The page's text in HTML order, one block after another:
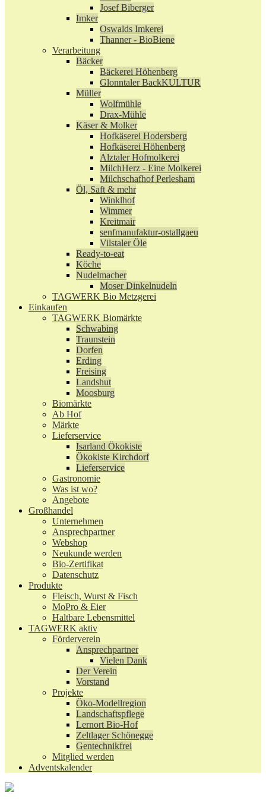
Josef Biberger
Imker
Oswalds Imkerei
Thanner - BioBiene
Verarbeitung
Bäcker
Bäckerei Höhenberg
Glonntaler BackKULTUR
Müller
Wolfmühle
Drax-Mühle
Käser & Molker
Hofkäserei Hodersberg
Hofkäserei Höhenberg
Alztaler Hofmolkerei
MilchHerz - Eine Molkerei
Milchschafhof Perlesham
Öl, Saft & mehr
Winklhof
Wimmer
Kreitmair
senfmanufaktur-ostallgaeu
Vilstaler Öle
Ready-to-eat
Köche
Nudelmacher
Moser Dinkelnudeln
TAGWERK Bio Metzgerei
Einkaufen
TAGWERK Biomärkte
Schwabing
Traunstein
Dorfen
Erding
Freising
Landshut
Moosburg
Biomärkte
Ab Hof
Märkte
Lieferservice
Isarland Ökokiste
Ökokiste Kirchdorf
Lieferservice
Gastronomie
Was ist wo?
Angebote
Großhandel
Unternehmen
Ansprechpartner
Webshop
Neukunde werden
Bio-Zertifikat
Datenschutz
Produkte
Fleisch, Wurst & Fisch
MoPro & Eier
Haltbare Lebensmittel
TAGWERK aktiv
Förderverein
Ansprechpartner
Vielen Dank
Der Verein
Vorstand
Projekte
Öko-Modellregion
Landschaftspflege
Lernort Bio-Hof
Zeltlager Schönegge
Gentechnikfrei
Mitglied werden
Adventskalender